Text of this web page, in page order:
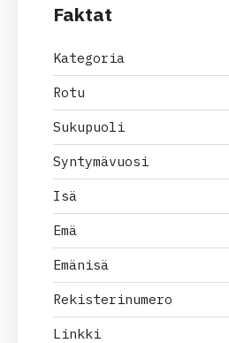
Faktat
Kategoria
Rotu
Sukupuoli
Syntymävuosi
Isä
Emä
Emänisä
Rekisterinumero
Linkki